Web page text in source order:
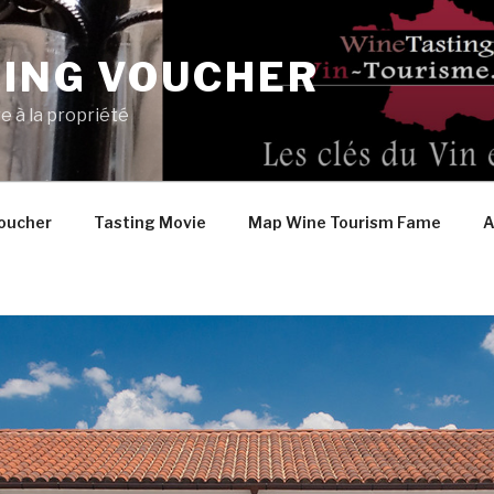
VOUCHER
à la propriété
Tasting Movie Map Wine Tourism Fame